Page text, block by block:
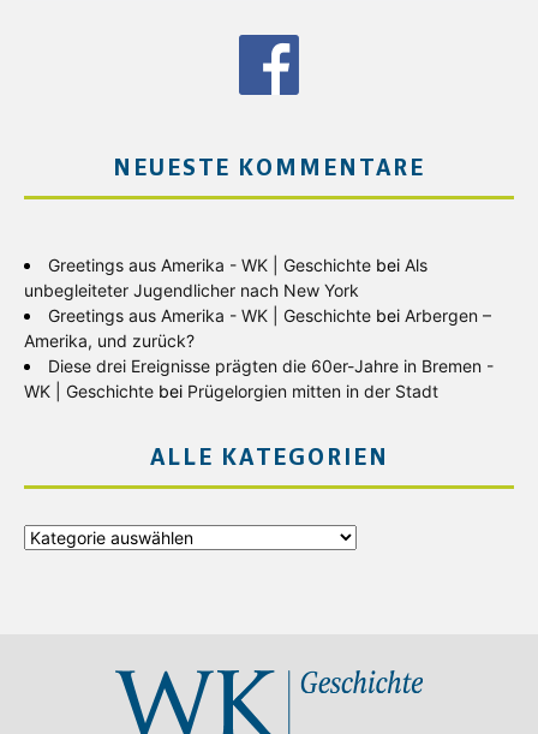
NEUESTE KOMMENTARE
Greetings aus Amerika - WK | Geschichte bei Als
unbegleiteter Jugendlicher nach New York
Greetings aus Amerika - WK | Geschichte bei Arbergen –
Amerika, und zurück?
Diese drei Ereignisse prägten die 60er-Jahre in Bremen -
WK | Geschichte bei Prügelorgien mitten in der Stadt
ALLE KATEGORIEN
Alle